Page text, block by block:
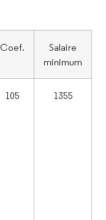
Coef.
Salaire
minimum
105 1355